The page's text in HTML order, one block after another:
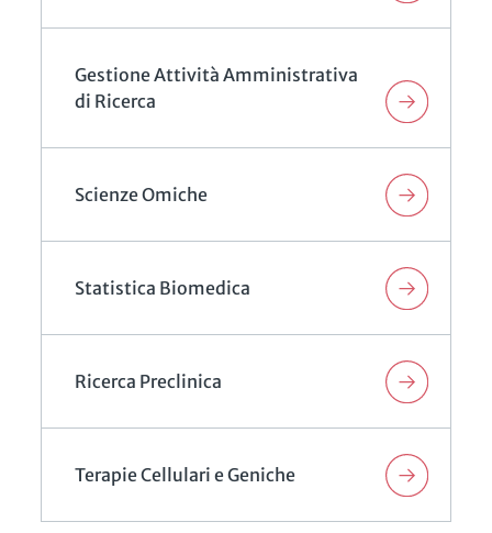
Gestione Attività Amministrativa
di Ricerca
Scienze Omiche
Statistica Biomedica
Ricerca Preclinica
Terapie Cellulari e Geniche